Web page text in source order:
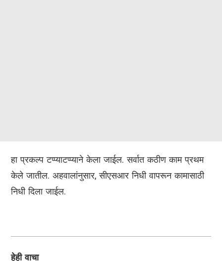
हा प्रकल्प टप्प्याटप्प्याने केला जाईल. सर्वात कठीण काम प्रथम
केले जातील. अहवालांनुसार, सीएसआर निधी वापरून कामासाठी
निधी दिला जाईल.
हेही वाचा